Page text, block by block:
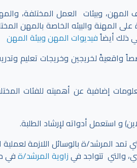
وبيئات العمل المختلفة،
المهنة والبيئه الخاصة بالمهن
ذلك أيضاًفيديوات المهن وبيئة المهن
واقعيةً لخريجين وخريجات تعليم
إضافية عن أهميته للفئات
و استعمل أدواته لإرشاد الطلبة.
تمد المرشد/ة بالوسائل اللازمة
والتي تتواجد فيزاوية المرشد/ةفي